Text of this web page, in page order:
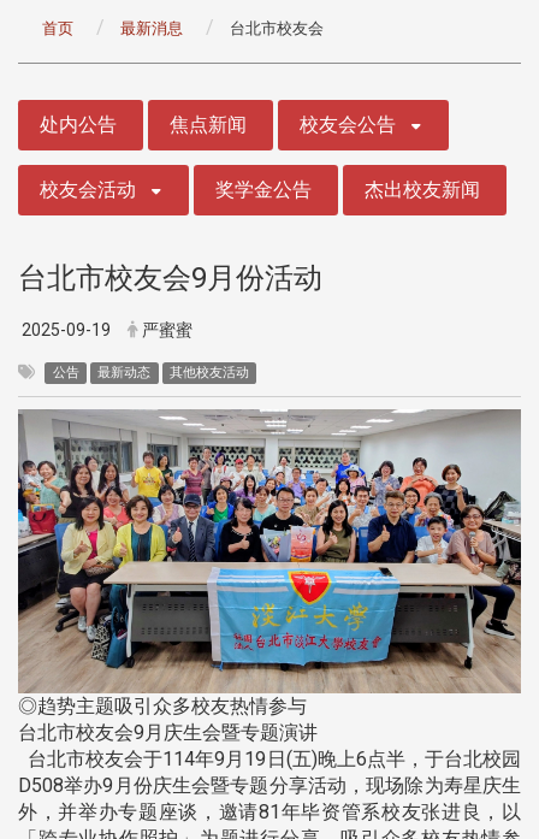
首页 最新消息 台北市校友会
处内公告 焦点新闻 校友会公告
校友会活动 奖学金公告 杰出校友新闻
台北市校友会9月份活动
2025-09-19 严蜜蜜
公告 最新动态 其他校友活动
◎趋势主题吸引众多校友热情参与
台北市校友会9月庆生会暨专题演讲
台北市校友会于114年9月19日(五)晚上6点半，于台北校园
D508举办9月份庆生会暨专题分享活动，现场除为寿星庆生
外，并举办专题座谈，邀请81年毕资管系校友张进良，以